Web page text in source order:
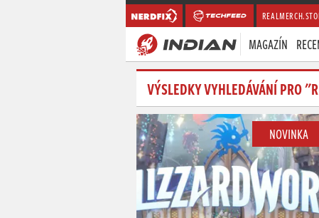
MAGAZÍN
VÝSLEDKY VYHLEDÁVÁNÍ PRO
NOVINKA